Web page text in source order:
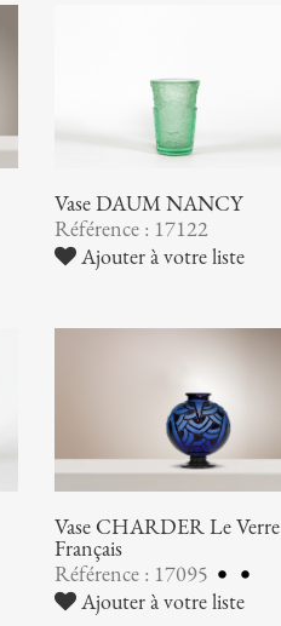
Vase DAUM NANCY
Référence : 17122
Ajouter à votre liste
Vase CHARDER Le Verre
Français
Référence : 17095
Ajouter à votre liste